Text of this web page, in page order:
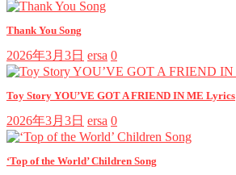
Thank You Song
2026年3月3日 ersa 0
Toy Story YOU’VE GOT A FRIEND IN ME Lyrics
2026年3月3日 ersa 0
‘Top of the World’ Children Song